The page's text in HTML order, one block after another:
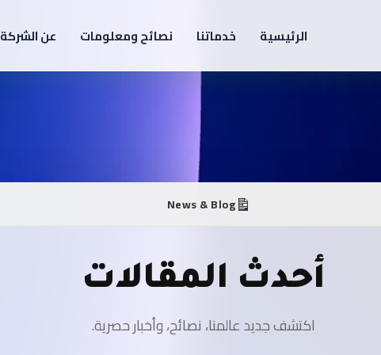
الرئيسية خدماتنا نصائح ومعلومات عن الشركة
News & Blog
أحدث المقالات
اكتشف جديد عالمنا، نصائح، وأخبار حصرية.